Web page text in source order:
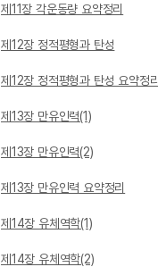
제11장 각운동량 요약정리
제12장 정적평형과 탄성
제12장 정적평형과 탄성 요약정리
제13장 만유인력(1)
제13장 만유인력(2)
제13장 만유인력 요약정리
제14장 유체역학(1)
제14장 유체역학(2)